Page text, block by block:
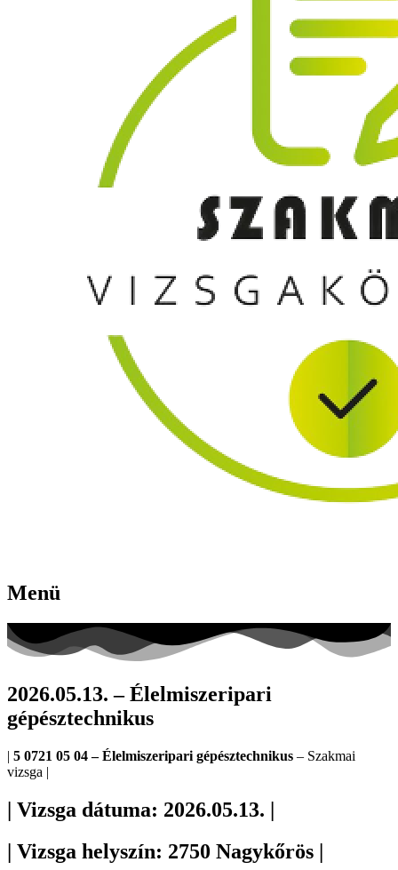
Menü
2026.05.13. – Élelmiszeripari
gépésztechnikus
| 5 0721 05 04 – Élelmiszeripari gépésztechnikus – Szakmai
vizsga |
| Vizsga dátuma: 2026.05.13. |
| Vizsga helyszín: 2750 Nagykőrös |